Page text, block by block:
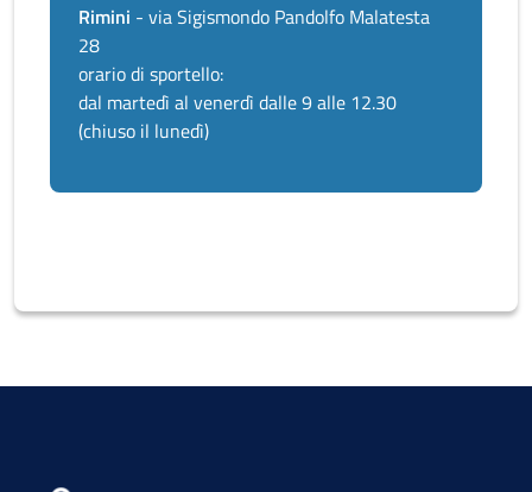
Rimini - via Sigismondo Pandolfo Malatesta
28
orario di sportello:
dal martedì al venerdì dalle 9 alle 12.30
(chiuso il lunedì)